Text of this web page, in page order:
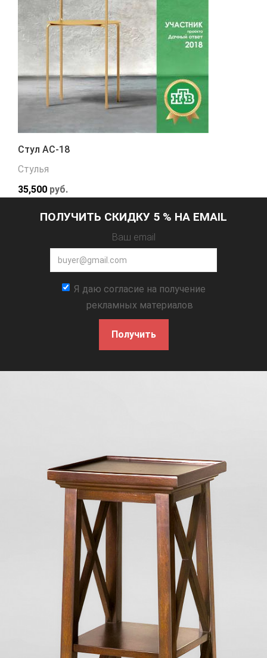
Стул АС-18
Стулья
35,500 руб.
ПОЛУЧИТЬ СКИДКУ 5 % НА EMAIL
Ваш email
Я даю согласие на получение
рекламных материалов
Получить